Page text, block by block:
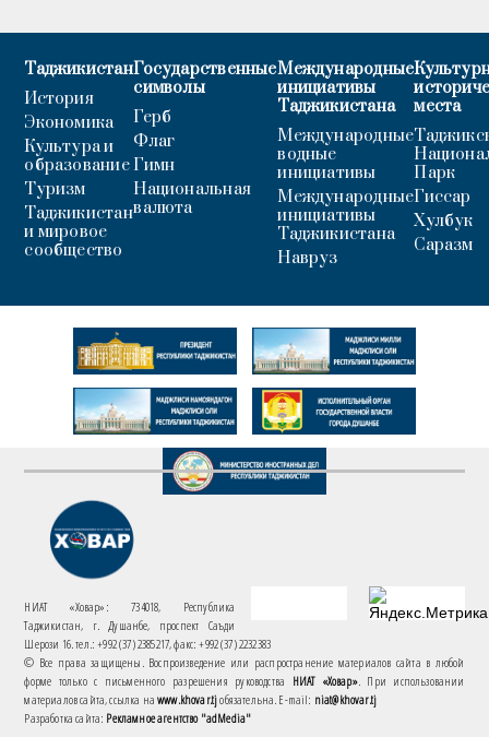
Таджикистан
История
Экономика
Культура и
образование
Туризм
Таджикистан
и мировое
сообщество
Государственные
символы
Герб
Флаг
Гимн
Национальная
валюта
Международные
инициативы
Таджикистана
Международные
водные
инициативы
Международные
инициативы
Таджикистана
Навруз
места
Парк
Гиссар
Хулбук
Саразм
НИАТ «Ховар»: 734018, Республика
Таджикистан, г. Душанбе, проспект Саъди
Шерози 16. тел.: +992 (37) 2385217, факс: +992 (37) 2232383
© Все права защищены. Воспроизведение или распространение материалов сайта в любой
форме только с письменного разрешения руководства НИАТ «Ховар». При использовании
материалов сайта, ссылка наwww.khovar.tjобязательна. E-mail: niat@khovar.tj
Разработка сайта: Рекламное агентство "adMedia"